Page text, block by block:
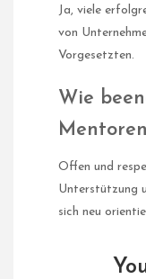
Ja, viele
von
Vorgesetzten.
Wie
Offen und
Unterstützung
sich neu